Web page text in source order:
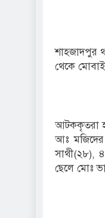
শাহজাদপুর
থেকে
আটককৃতরা
আঃ
সাথী(২৮),
ছেলে মোঃ